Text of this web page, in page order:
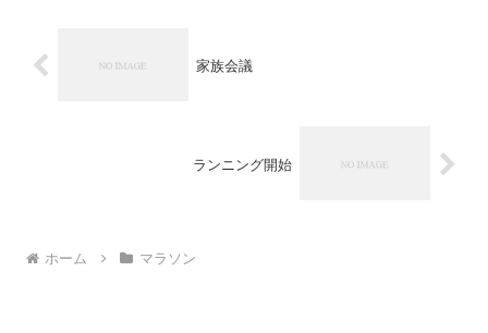
家族会議
ランニング開始
ホーム マラソン